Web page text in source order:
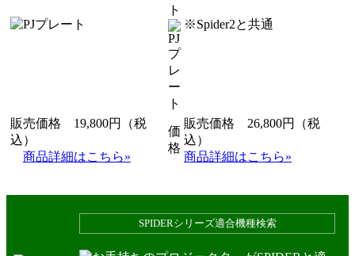
ト
※Spider2と共通
販売価格 19,800円（税
込）
商品詳細はこちら»
価
格
販売価格 26,800円（税
込）
商品詳細はこちら»
SPIDERシリーズ適合機種検索